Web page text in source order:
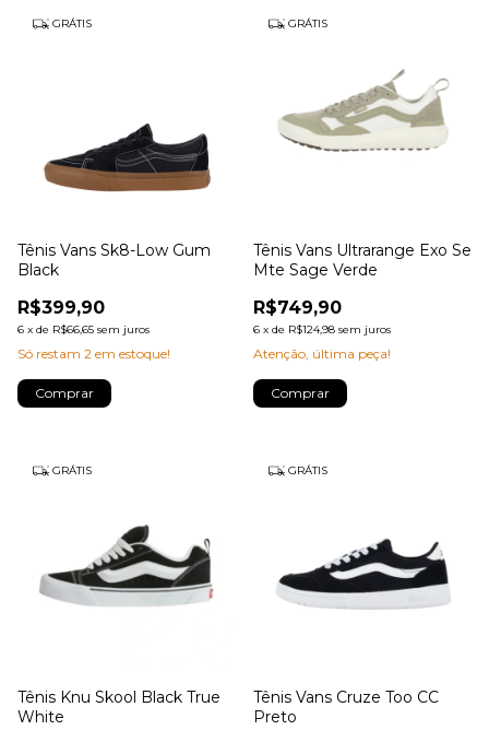
GRÁTIS
Tênis Vans Sk8-Low Gum
Black
R$399,90
6 x de R$66,65 sem juros
Só restam 2 em estoque!
Comprar
GRÁTIS
Tênis Vans Ultrarange Exo Se
Mte Sage Verde
R$749,90
6 x de R$124,98 sem juros
Atenção, última peça!
Comprar
GRÁTIS
Tênis Knu Skool Black True
White
GRÁTIS
Tênis Vans Cruze Too CC
Preto